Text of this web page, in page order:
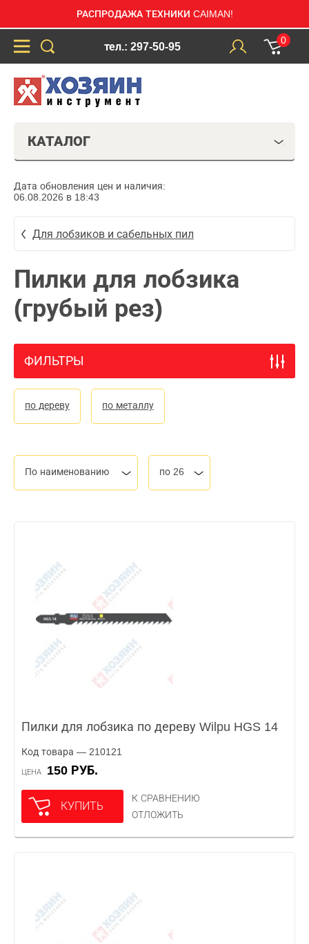
РАСПРОДАЖА ТЕХНИКИ CAIMAN!
тел.: 297-50-95
0
КАТАЛОГ
Дата обновления цен и наличия:
06.08.2026 в 18:43
Для лобзиков и сабельных пил
Пилки для лобзика
(грубый рез)
ФИЛЬТРЫ
по дереву по металлу
По наименованию по 26
Пилки для лобзика по дереву Wilpu HGS 14
Код товара — 210121
ЦЕНА 150 РУБ.
КУПИТЬ
К СРАВНЕНИЮ
ОТЛОЖИТЬ